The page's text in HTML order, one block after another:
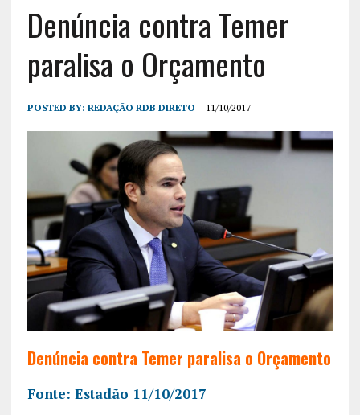
Denúncia contra Temer
paralisa o Orçamento
POSTED BY: REDAÇÃO RDB DIRETO 11/10/2017
Denúncia contra Temer paralisa o Orçamento
Fonte: Estadão 11/10/2017